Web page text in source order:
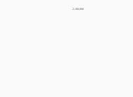
2,100,000